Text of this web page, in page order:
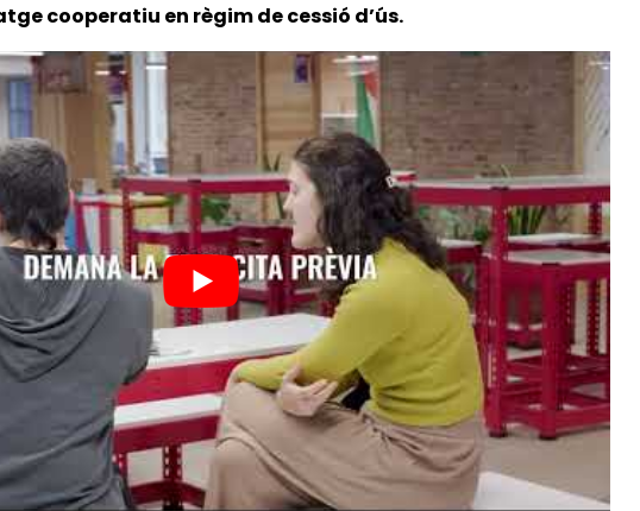
cooperatiu en règim de cessió d’ús.